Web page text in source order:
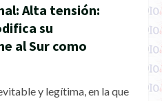
Alta tensión:
su
al Sur como
y legítima, en la que